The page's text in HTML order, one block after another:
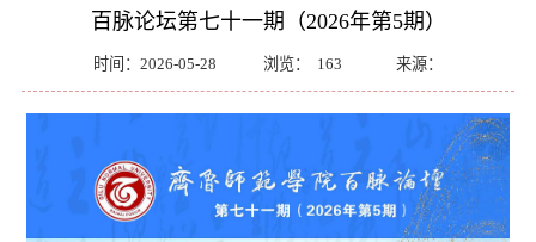
百脉论坛第七十一期（2026年第5期）
时间：2026-05-28 浏览： 163 来源：